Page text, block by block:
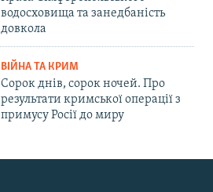
водосховища та занедбаність
довкола
ВІЙНА ТА КРИМ
Сорок днів, сорок ночей. Про
результати кримської операції з
примусу Росії до миру